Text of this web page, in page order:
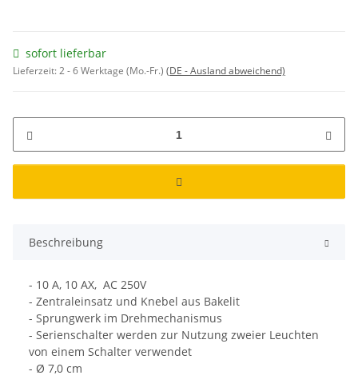
sofort lieferbar
Lieferzeit:2 - 6 Werktage (Mo.-Fr.) (DE - Ausland abweichend)
Beschreibung
- 10 A, 10 AX, AC 250V
- Zentraleinsatz und Knebel aus Bakelit
- Sprungwerk im Drehmechanismus
- Serienschalter werden zur Nutzung zweier Leuchten
von einem Schalter verwendet
- Ø 7,0 cm